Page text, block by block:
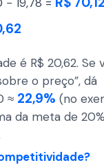
é R$ 20,62. Se
o preço”, dá
≈ 22,9% (no
da meta de